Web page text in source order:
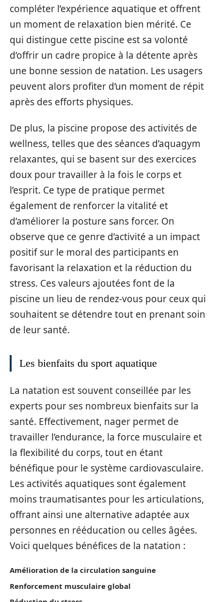
compléter l’expérience aquatique et offrent
un moment de relaxation bien mérité. Ce
qui distingue cette piscine est sa volonté
d’offrir un cadre propice à la détente après
une bonne session de natation. Les usagers
peuvent alors profiter d’un moment de répit
après des efforts physiques.
De plus, la piscine propose des activités de
wellness, telles que des séances d’aquagym
relaxantes, qui se basent sur des exercices
doux pour travailler à la fois le corps et
l’esprit. Ce type de pratique permet
également de renforcer la vitalité et
d’améliorer la posture sans forcer. On
observe que ce genre d’activité a un impact
positif sur le moral des participants en
favorisant la relaxation et la réduction du
stress. Ces valeurs ajoutées font de la
piscine un lieu de rendez-vous pour ceux qui
souhaitent se détendre tout en prenant soin
de leur santé.
Les bienfaits du sport aquatique
La natation est souvent conseillée par les
experts pour ses nombreux bienfaits sur la
santé. Effectivement, nager permet de
travailler l’endurance, la force musculaire et
la flexibilité du corps, tout en étant
bénéfique pour le système cardiovasculaire.
Les activités aquatiques sont également
moins traumatisantes pour les articulations,
offrant ainsi une alternative adaptée aux
personnes en rééducation ou celles âgées.
Voici quelques bénéfices de la natation :
Amélioration de la circulation sanguine
Renforcement musculaire global